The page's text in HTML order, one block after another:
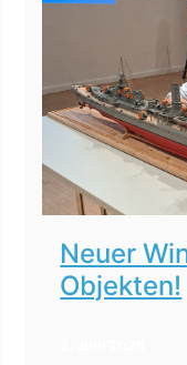
Neuer
Objekten!